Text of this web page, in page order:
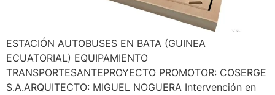
ESTACIÓN AUTOBUSES EN BATA (GUINEA
ECUATORIAL) EQUIPAMIENTO
TRANSPORTESANTEPROYECTO PROMOTOR: COSERGE
S.A.ARQUITECTO: MIGUEL NOGUERA Intervención en